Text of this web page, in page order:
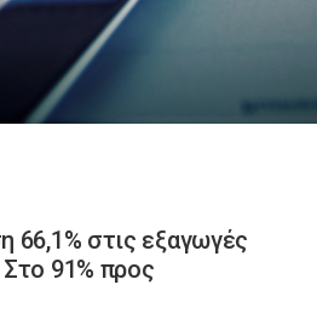
66,1% στις εξαγωγές
91% προς